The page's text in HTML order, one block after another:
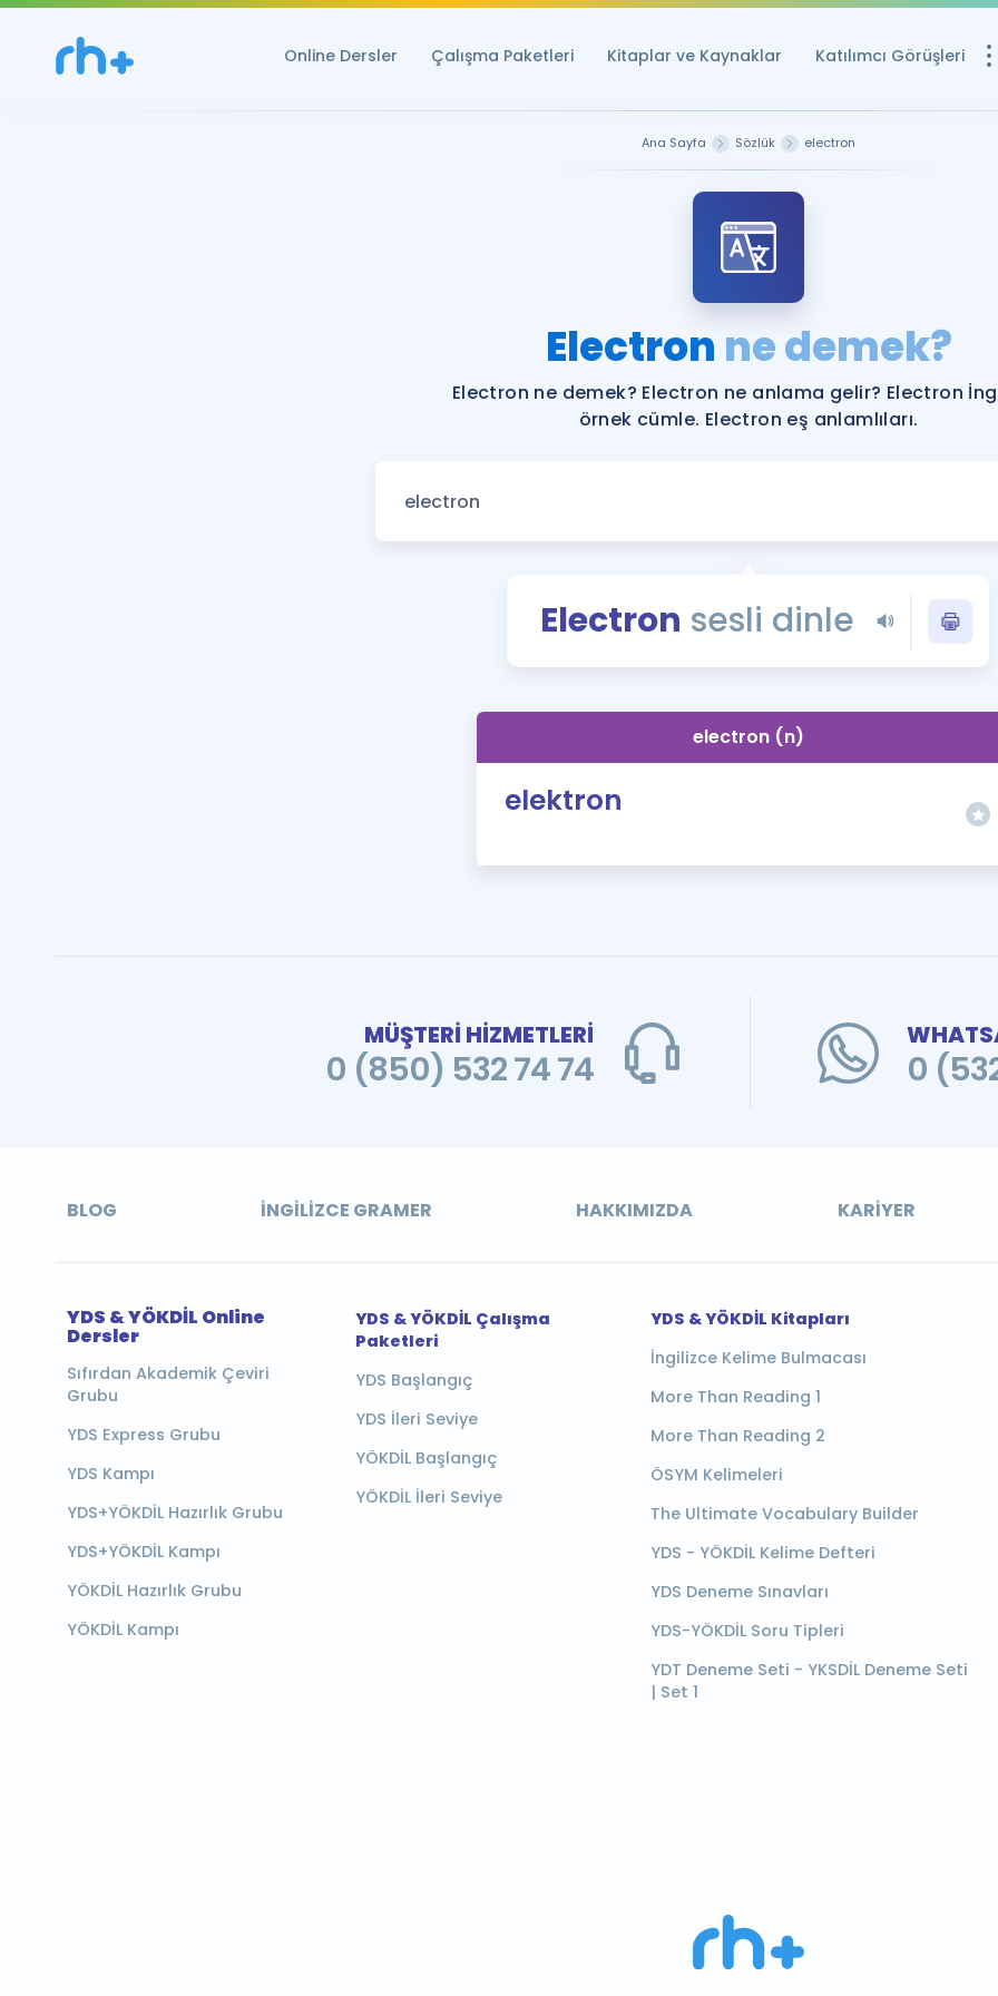
Online Dersler Çalışma Paketleri Kitaplar ve Kaynaklar Katılımcı Görüşleri
YDS ve YÖKDİL
Rehberlik Aracı
YDS ve YÖKDİL'e
Tüm ÖSYM
YDS - YÖKDİL
İngilizce Gramer
Ana Sayfa Sözlük electron
Electron ne demek?
Electron ne demek? Electron ne anlama gelir? Electron
örnek cümle. Electron eş anlamlıları.
Electron sesli dinle
electron (n)
elektron
MÜŞTERİ HİZMETLERİ
0 (850) 532 74 74 0
BLOG İNGILIZCE GRAMER HAKKIMIZDA KARIYER
YDS & YÖKDİL Online
Dersler
Sıfırdan Akademik Çeviri
Grubu
YDS Express Grubu
YDS Kampı
YDS+YÖKDİL Hazırlık Grubu
YDS+YÖKDİL Kampı
YÖKDİL Hazırlık Grubu
YÖKDİL Kampı
YDS & YÖKDİL Çalışma
Paketleri
YDS Başlangıç
YDS İleri Seviye
YÖKDİL Başlangıç
YÖKDİL İleri Seviye
YDS & YÖKDİL Kitapları
İngilizce Kelime Bulmacası
More Than Reading 1
More Than Reading 2
ÖSYM Kelimeleri
The Ultimate Vocabulary Builder
YDS - YÖKDİL Kelime Defteri
YDS Deneme Sınavları
YDS-YÖKDİL Soru Tipleri
YDT Deneme Seti - YKSDİL Deneme Seti
| Set 1